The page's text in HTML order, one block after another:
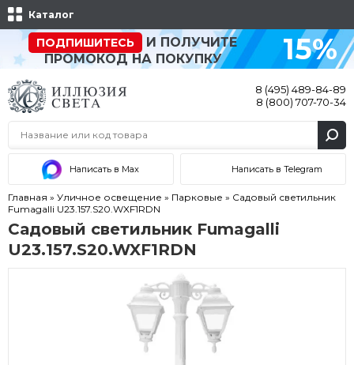
Каталог
ПОДПИШИТЕСЬ
И ПОЛУЧИТЕ
ПРОМОКОД НА ПОКУПКУ
15%
8 (495) 489-84-89
8 (800) 707-70-34
Написать в Max Написать в Telegram
Главная » Уличное освещение » Парковые » Садовый светильник
Fumagalli U23.157.S20.WXF1RDN
Садовый светильник Fumagalli
U23.157.S20.WXF1RDN